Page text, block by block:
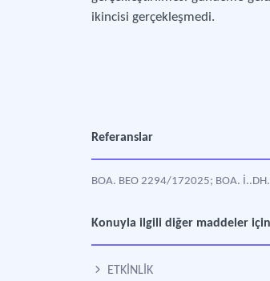
ikincisi gerçekleşmedi.
Referanslar
BOA. BEO 2294/172025; BOA.
Konuyla ilgili diğer maddeler
ETKİNLİK